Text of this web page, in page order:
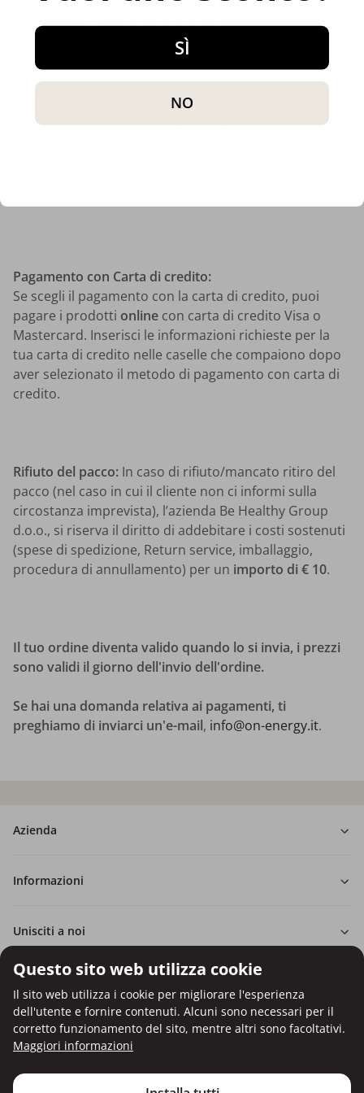
Questo sito web utilizza cookie
Il sito web utilizza i cookie per migliorare l'esperienza
dell'utente e fornire contenuti. Alcuni sono necessari per il
corretto funzionamento del sito, mentre altri sono facoltativi.
Maggiori informazioni
disponibile per tutti gli altri prodotti.
Pagamento con contrassegno:
pagamento con contrassegno, paghi la merce ordinata
Pagamento con Carta di credito:
Se scegli il pagamento con la carta di credito, puoi
pagare i prodotti online con carta di credito Visa o
Mastercard. Inserisci le informazioni richieste per la
tua carta di credito nelle caselle che compaiono dopo
aver selezionato il metodo di pagamento con carta di
credito.
Rifiuto del pacco: In caso di rifiuto/mancato ritiro del
pacco (nel caso in cui il cliente non ci informi sulla
circostanza imprevista), l’azienda Be Healthy Group
d.o.o., si riserva il diritto di addebitare i costi sostenuti
(spese di spedizione, Return service, imballaggio,
procedura di annullamento) per un importo di € 10.
Il tuo ordine diventa valido quando lo si invia, i prezzi
sono validi il giorno dell'invio dell'ordine.
Se hai una domanda relativa ai pagamenti, ti
preghiamo di inviarci un'e-mail, info@on-energy.it.
Azienda
Informazioni
Unisciti a noi
Consulenza e ordini
Protezione dei dati personali tramite crittografia SSL.
SÌ
NO